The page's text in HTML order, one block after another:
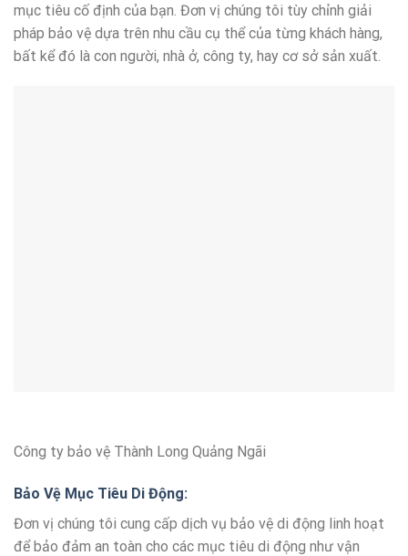
mục tiêu cố định của bạn. Đơn vị chúng tôi tùy chỉnh giải
pháp bảo vệ dựa trên nhu cầu cụ thể của từng khách hàng,
bất kể đó là con người, nhà ở, công ty, hay cơ sở sản xuất.
Công ty bảo vệ Thành Long Quảng Ngãi
Bảo Vệ Mục Tiêu Di Động:
Đơn vị chúng tôi cung cấp dịch vụ bảo vệ di động linh hoạt
để bảo đảm an toàn cho các mục tiêu di động như vận